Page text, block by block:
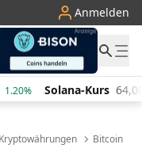
Anmelden
€ 0.70% TRON-Kurs
Kryptowährungen Bitcoin